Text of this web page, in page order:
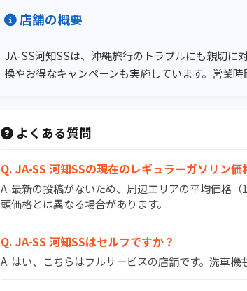
店舗の概要
JA-SS河知SSは、沖縄旅行のトラブルにも親切に
換やお得なキャンペーンも実施しています。営業
よくある質問
Q. JA-SS 河知SSの現在のレギュラーガソリン価
A. 最新の投稿がないため、周辺エリアの平均価格
頭価格とは異なる場合があります。
Q. JA-SS 河知SSはセルフですか？
A. はい、こちらはフルサービスの店舗です。洗車機